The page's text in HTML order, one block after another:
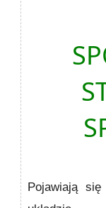
Pojawiają